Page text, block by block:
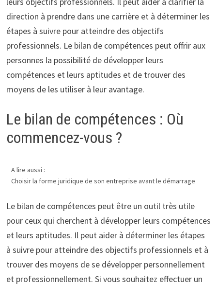
direction à prendre dans une carrière et à déterminer les
étapes à suivre pour atteindre des objectifs
professionnels. Le bilan de compétences peut offrir aux
personnes la possibilité de développer leurs
compétences et leurs aptitudes et de trouver des
moyens de les utiliser à leur avantage.
Le bilan de compétences : Où
commencez-vous ?
A lire aussi :
Choisir la forme juridique de son entreprise avant le démarrage
Le bilan de compétences peut être un outil très utile
pour ceux qui cherchent à développer leurs compétences
et leurs aptitudes. Il peut aider à déterminer les étapes
à suivre pour atteindre des objectifs professionnels et à
trouver des moyens de se développer personnellement
et professionnellement. Si vous souhaitez effectuer un